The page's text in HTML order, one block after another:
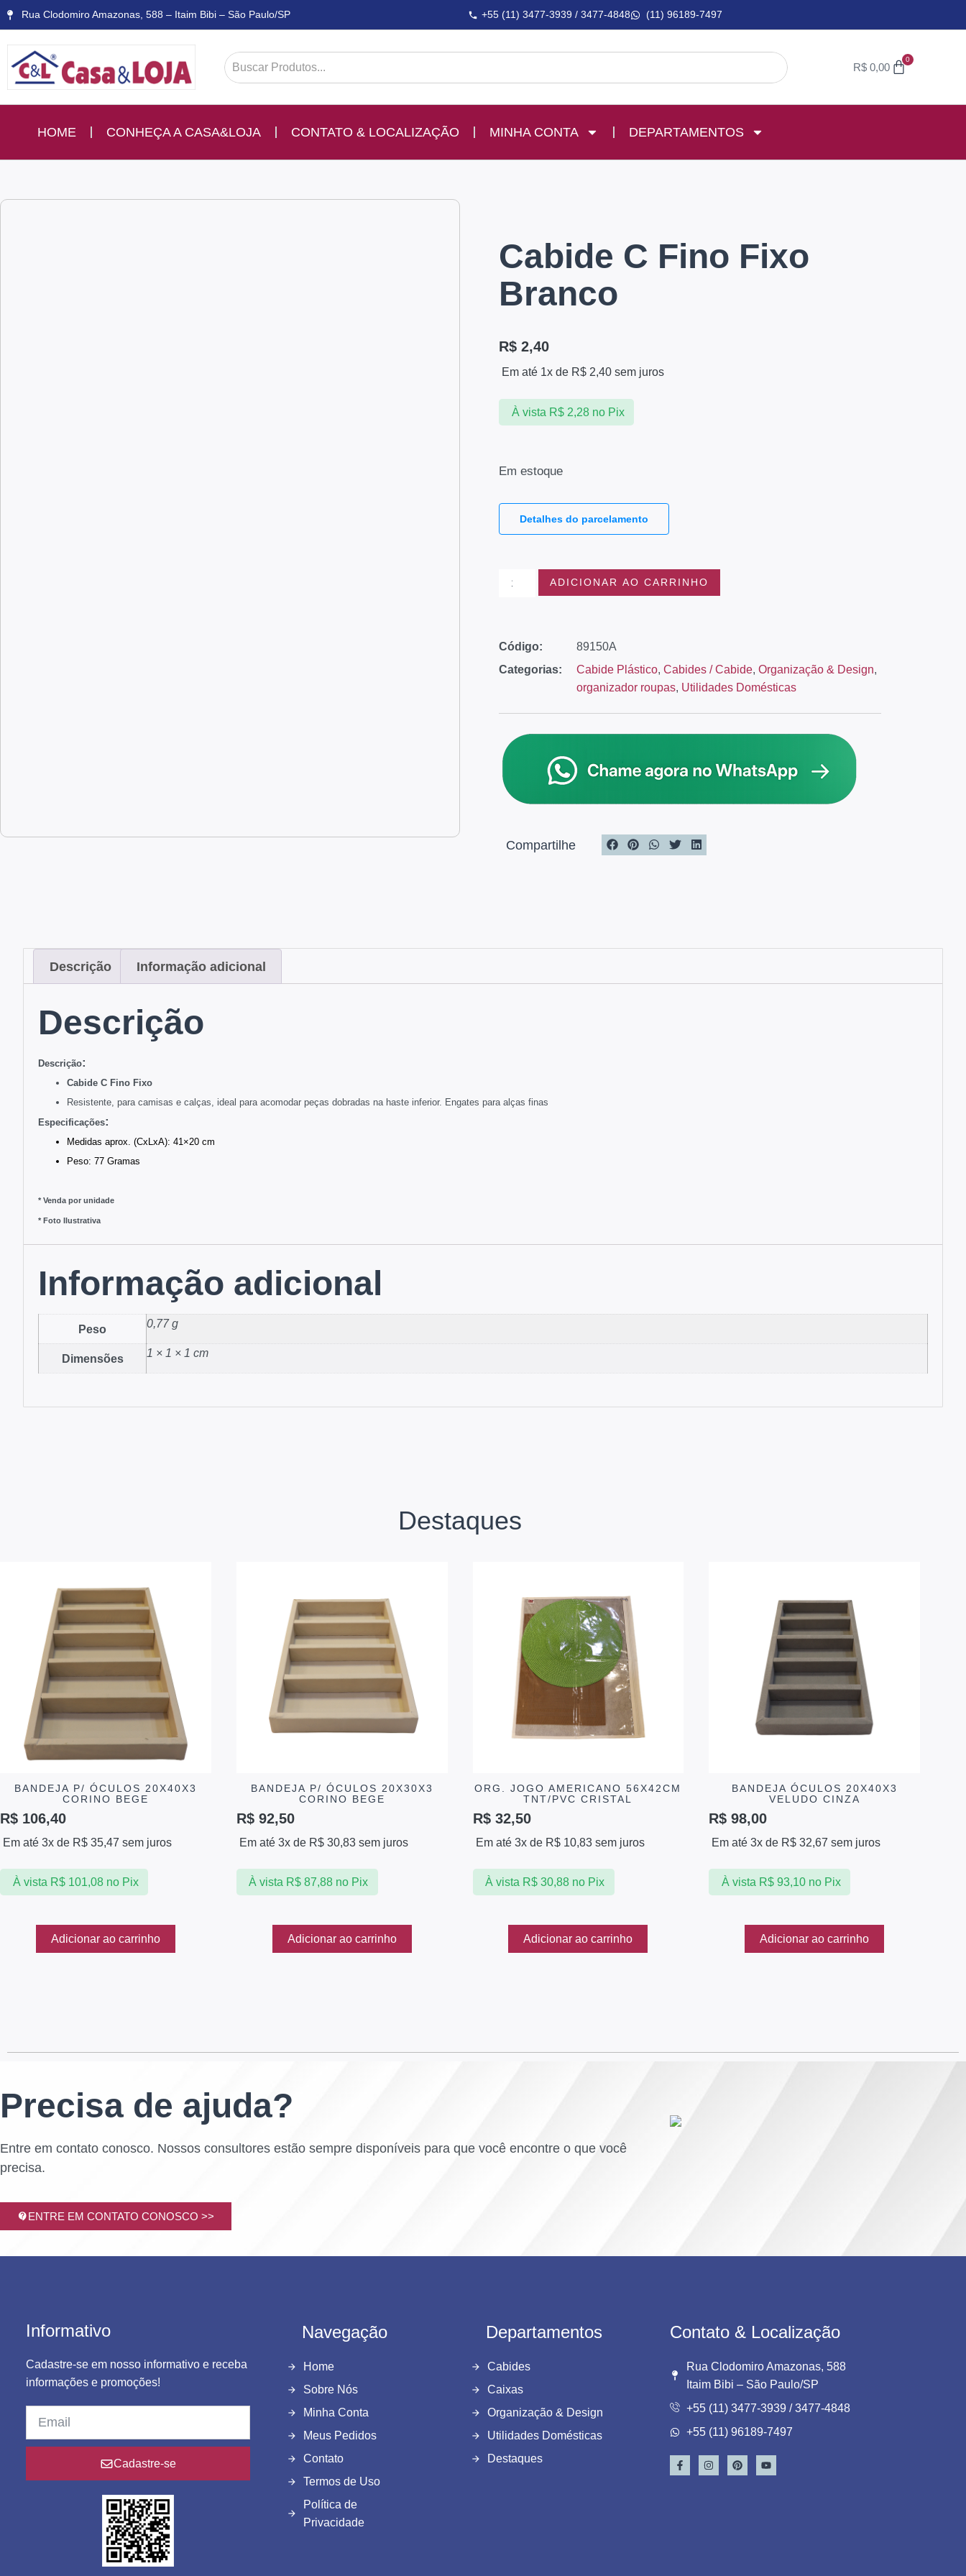
Rua Clodomiro Amazonas, 588 – Itaim Bibi – São Paulo/SP +55 (11) 3477-3939 / 3477-4848 (11) 96189-7497
R$0,00
0
HOME CONHEÇA A CASA&LOJA CONTATO & LOCALIZAÇÃO MINHA CONTA DEPARTAMENTOS
Cabide C Fino Fixo
Branco
R$ 2,40
Em até 1x de R$ 2,40 sem juros
À vista R$2,28 no Pix
Em estoque
Detalhes do parcelamento
ADICIONAR AO CARRINHO
Código:
89150A
Categorias:
Cabide Plástico, Cabides / Cabide, Organização & Design,
organizador roupas, Utilidades Domésticas
Compartilhe
Descrição Informação adicional
Descrição
Descrição:
Cabide C Fino Fixo
Resistente, para camisas e calças, ideal para acomodar peças dobradas na haste inferior. Engates para alças finas
Especificações:
Medidas aprox. (CxLxA): 41×20 cm
Peso: 77 Gramas
* Venda por unidade
* Foto Ilustrativa
Informação adicional
Peso 0,77 g
Dimensões 1 × 1 × 1 cm
Destaques
BANDEJA P/ ÓCULOS 20X40X3
CORINO BEGE
R$ 106,40
Em até 3x de R$ 35,47 sem juros
À vista R$101,08 no Pix
Adicionar ao carrinho
BANDEJA P/ ÓCULOS 20X30X3
CORINO BEGE
R$92,50
Em até 3x de R$30,83sem juros
À vista R$ 87,88 no Pix
Adicionar ao carrinho
ORG. JOGO AMERICANO 56X42CM
TNT/PVC CRISTAL
R$32,50
Em até 3x de R$10,83sem juros
À vista R$ 30,88 no Pix
Adicionar ao carrinho
BANDEJA ÓCULOS 20X40X3
VELUDO CINZA
R$ 98,00
Em até 3x de R$ 32,67 sem juros
À vista R$93,10 no Pix
Adicionar ao carrinho
Precisa de ajuda?
Entre em contato conosco. Nossos consultores estão sempre disponíveis para que você encontre o que você
precisa.
ENTRE EM CONTATO CONOSCO >>
Informativo
Cadastre-se em nosso informativo e receba
informações e promoções!
Cadastre-se
Navegação
Home
Sobre Nós
Minha Conta
Meus Pedidos
Contato
Termos de Uso
Política de
Privacidade
Departamentos
Cabides
Caixas
Organização & Design
Utilidades Domésticas
Destaques
Contato & Localização
Rua Clodomiro Amazonas, 588
Itaim Bibi – São Paulo/SP
+55 (11) 3477-3939 / 3477-4848
+55 (11) 96189-7497